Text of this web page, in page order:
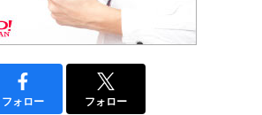
フォロー フォロー